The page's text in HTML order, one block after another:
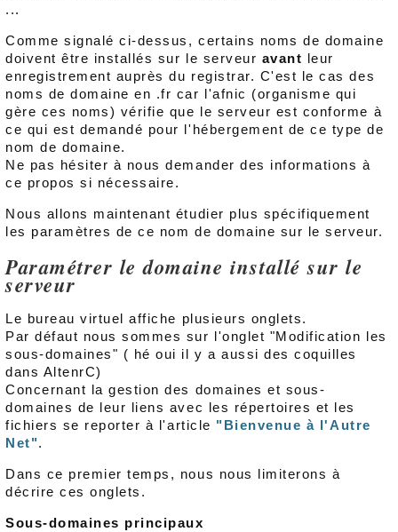
...
Comme signalé ci-dessus, certains noms de domaine
doivent être installés sur le serveur avant leur
enregistrement auprès du registrar. C'est le cas des
noms de domaine en .fr car l'afnic (organisme qui
gère ces noms) vérifie que le serveur est conforme à
ce qui est demandé pour l'hébergement de ce type de
nom de domaine.
Ne pas hésiter à nous demander des informations à
ce propos si nécessaire.
Nous allons maintenant étudier plus spécifiquement
les paramètres de ce nom de domaine sur le serveur.
Paramétrer le domaine installé sur le
serveur
Le bureau virtuel affiche plusieurs onglets.
Par défaut nous sommes sur l'onglet "Modification les
sous-domaines" ( hé oui il y a aussi des coquilles
dans AltenrC)
Concernant la gestion des domaines et sous-
domaines de leur liens avec les répertoires et les
fichiers se reporter à l'article "Bienvenue à l'Autre
Net".
Dans ce premier temps, nous nous limiterons à
décrire ces onglets.
Sous-domaines principaux